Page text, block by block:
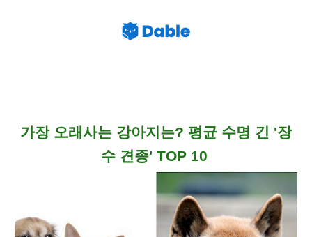
가장 오래사는 강아지는? 평균 수명 긴 '장
수 견종' TOP10